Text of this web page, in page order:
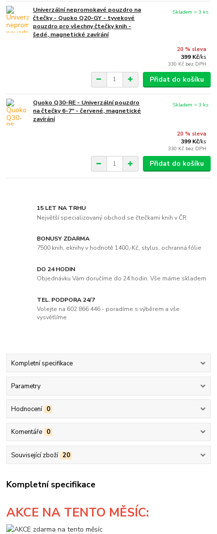
Univerzální nepromokavé pouzdro na
čtečky - Quoko Q20-GY - tyvekové
pouzdro pro všechny čtečky knih -
šedé, magnetické zavírání
20 % sleva
399 Kč/ks
330 Kč bez DPH
Skladem > 3 ks
Přidat do košíku
Quoko Q30-RE - Univerzální pouzdro
na čtečky 6-7" - červené, magnetické
zavírání
20 % sleva
399 Kč/ks
330 Kč bez DPH
Skladem > 3 ks
Přidat do košíku
15 LET NA TRHU
Největší specializovaný obchod se čtečkami knih v ČR
BONUSY ZDARMA
7500 knih, eknihy v hodnotě 1400,-Kč, stylus, ochranná fólie
DO 24 HODIN
Objednávku Vám doručíme do 24 hodin. Vše máme skladem
TEL. PODPORA 24/7
Volejte na 602 866 446 - poradíme s výběrem a vše
vysvětlíme
Kompletní specifikace
Parametry
Hodnocení 0
Komentáře 0
Související zboží 20
Kompletní specifikace
AKCE NA TENTO MĚSÍC: